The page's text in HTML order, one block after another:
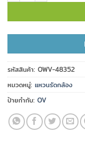
รหัสสินค้า: OWV-48352
หมวดหมู่: แหวนรัดกล้อง
ป้ายกำกับ: OV